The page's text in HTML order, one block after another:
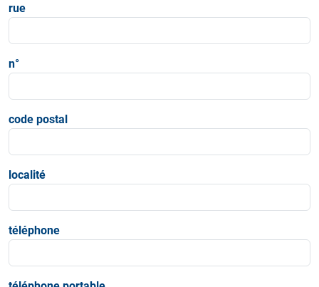
rue
n°
code postal
localité
téléphone